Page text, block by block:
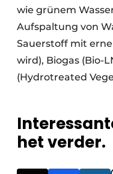
wie grünem
Aufspaltung von
Sauerstoff mit
wird), Biogas (Bio-
(Hydrotreated
het verder.